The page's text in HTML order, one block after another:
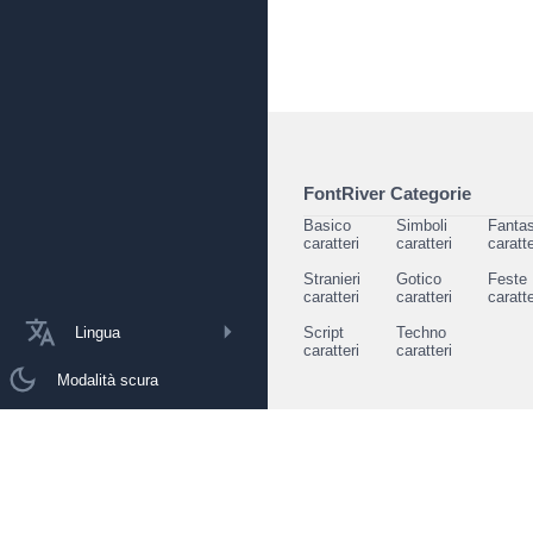
Lingua
Modalità scura
FontRiver Categorie
Basico
caratteri
Simboli
caratteri
Stranieri
caratteri
Gotico
caratteri
Feste
Script
caratteri
Techno
caratteri